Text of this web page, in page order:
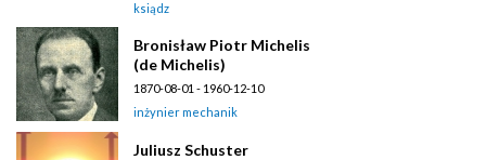
ksiądz
Bronisław Piotr Michelis
(de Michelis)
1870-08-01 - 1960-12-10
inżynier mechanik
Juliusz Schuster